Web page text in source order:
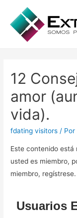
12
amor
vida).
fdating visitors / Por
Este contenido está
usted es miembro,
miembro, regístrese.
Usuarios